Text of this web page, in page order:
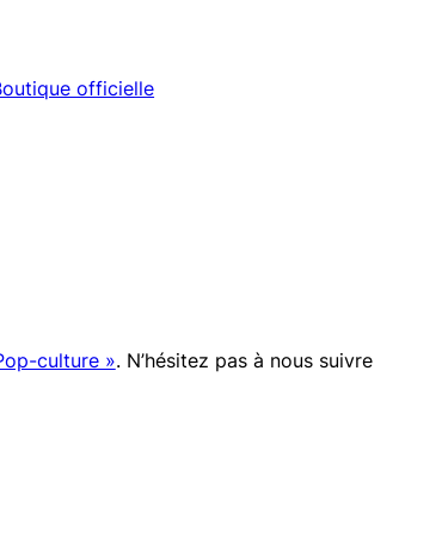
officielle
culture ». N’hésitez pas à nous suivre